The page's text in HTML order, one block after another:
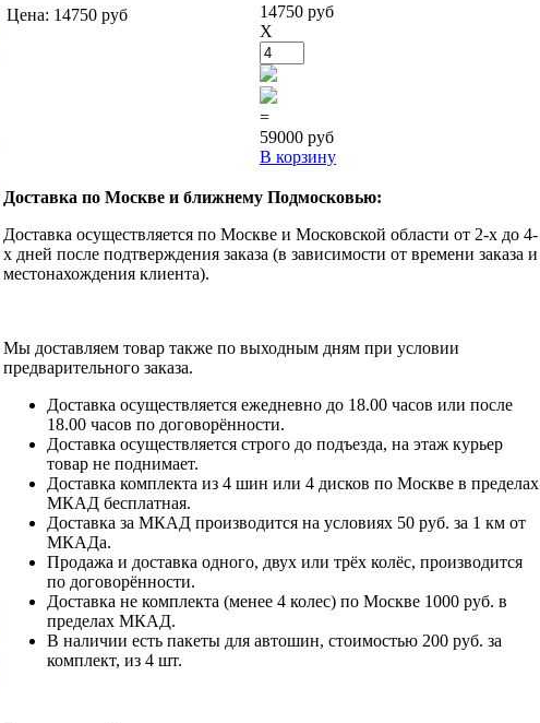
Цена: 14750 руб
14750 руб
X
=
59000 руб
В корзину
Доставка по Москве и ближнему Подмосковью:
Доставка осуществляется по Москве и Московской области от 2-х до 4-
х дней после подтверждения заказа (в зависимости от времени заказа и
местонахождения клиента).
Мы доставляем товар также по выходным дням при условии
предварительного заказа.
Доставка осуществляется ежедневно до 18.00 часов или после
18.00 часов по договорённости.
Доставка осуществляется строго до подъезда, на этаж курьер
товар не поднимает.
Доставка комплекта из 4 шин или 4 дисков по Москве в пределах
МКАД бесплатная.
Доставка за МКАД производится на условиях 50 руб. за 1 км от
МКАДа.
Продажа и доставка одного, двух или трёх колёс, производится
по договорённости.
Доставка не комплекта (менее 4 колес) по Москве 1000 руб. в
пределах МКАД.
В наличии есть пакеты для автошин, стоимостью 200 руб. за
комплект, из 4 шт.